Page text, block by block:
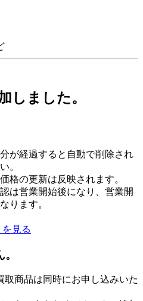
しました。
が経過すると自動で削除され
。
格の更新は反映されます。
は営業開始後になり、営業開
ります。
を見る
商品は同時にお申し込みいた